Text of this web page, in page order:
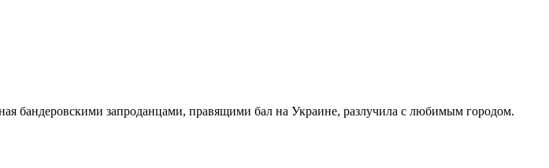
бандеровскими запроданцами, правящими бал на Украине, разлучила с любимым городом.